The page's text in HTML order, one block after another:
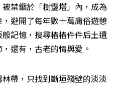
禁錮於「樹靈塔」內，成為
避開了每年數十萬庸俗遊憩
記憶，搜尋樁樁件件后土遺
還有，古老的情與愛。
帶，只找到斷垣殘壁的淡淡